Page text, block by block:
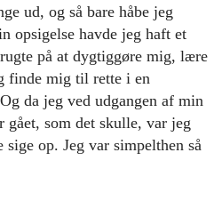
ud, og så bare håbe jeg
opsigelse havde jeg haft et
på at dygtiggøre mig, lære
finde mig til rette i en
da jeg ved udgangen af min
gået, som det skulle, var jeg
op. Jeg var simpelthen så